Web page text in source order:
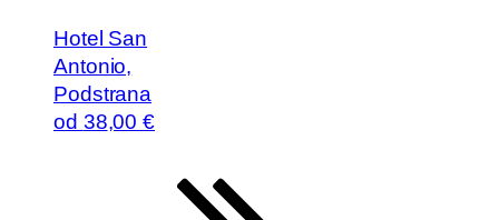
Hotel San
Antonio,
Podstrana
od 38,00 €